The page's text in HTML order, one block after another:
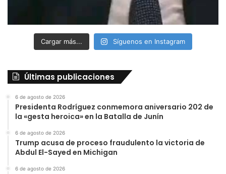
Cargar más... Síguenos en Instagram
Últimas publicaciones
6 de agosto de 2026
Presidenta Rodríguez conmemora aniversario 202 de
la «gesta heroica» en la Batalla de Junín
6 de agosto de 2026
Trump acusa de proceso fraudulento la victoria de
Abdul El-Sayed en Michigan
6 de agosto de 2026